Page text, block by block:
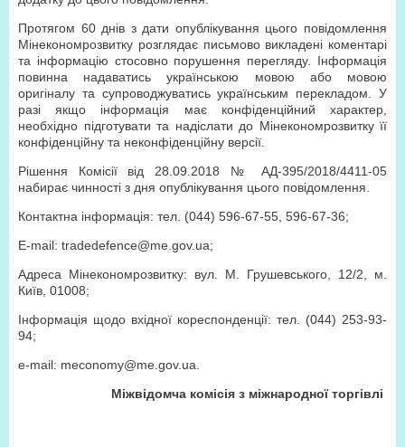
Протягом 60 днів з дати опублікування цього повідомлення
Мінекономрозвитку розглядає письмово викладені коментарі
та інформацію стосовно порушення перегляду. Інформація
повинна надаватись українською мовою або мовою
оригіналу та супроводжуватись українським перекладом. У
разі якщо інформація має конфіденційний характер,
необхідно підготувати та надіслати до Мінекономрозвитку її
конфіденційну та неконфіденційну версії.
Рішення Комісії від 28.09.2018 № АД-395/2018/4411-05
набирає чинності з дня опублікування цього повідомлення.
Контактна інформація: тел. (044) 596-67-55, 596-67-36;
Е-mail: tradedefence@me.gov.ua;
Адреса Мінекономрозвитку: вул. М. Грушевського, 12/2, м.
Київ, 01008;
Інформація щодо вхідної кореспонденції: тел. (044) 253-93-
94;
e-mail: meconomy@me.gov.ua.
Міжвідомча комісія з міжнародної торгівлі